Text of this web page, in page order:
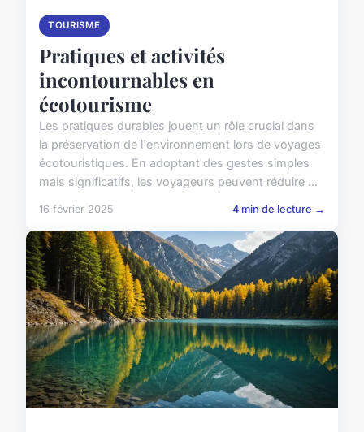
TOURISME
Pratiques et activités
incontournables en
écotourisme
Les pratiques durables jouent un rôle crucial dans
la préservation de l'environnement lors de voyages
écotouristiques. En adoptant des gestes simples
mais significatifs, les voyageurs peuvent réduire ...
16 février 2025 4 min de lecture →